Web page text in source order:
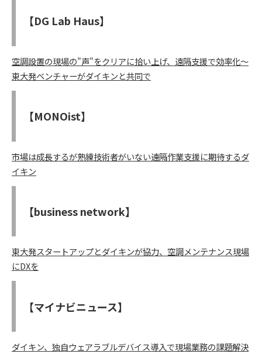
【DG Lab Haus】
空調設置の現場の"声"をクリアに拾い上げ、遠隔支援で効率化〜
東大発ベンチャーがダイキンと共同で
【MONOist】
市場は成長するが熟練技術者がいない――遠隔作業支援に期待するダ
イキン
【business network】
東大発スタートアップとダイキンが協力、空調メンテナンス現場
にDXを
【マイナビニュース】
ダイキン、独自ウェアラブルデバイス導入で現場業務の課題解決